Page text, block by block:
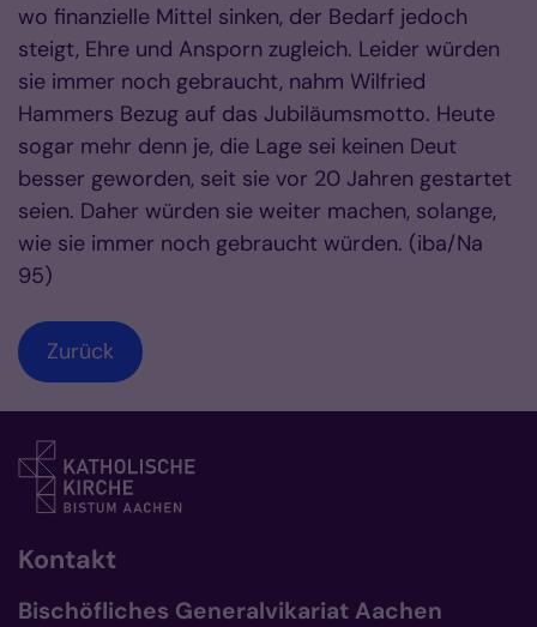
wo finanzielle Mittel sinken, der Bedarf jedoch
steigt, Ehre und Ansporn zugleich. Leider würden
sie immer noch gebraucht, nahm Wilfried
Hammers Bezug auf das Jubiläumsmotto. Heute
sogar mehr denn je, die Lage sei keinen Deut
besser geworden, seit sie vor 20 Jahren gestartet
seien. Daher würden sie weiter machen, solange,
wie sie immer noch gebraucht würden. (iba/Na
95)
Zurück
Kontakt
Bischöfliches Generalvikariat Aachen